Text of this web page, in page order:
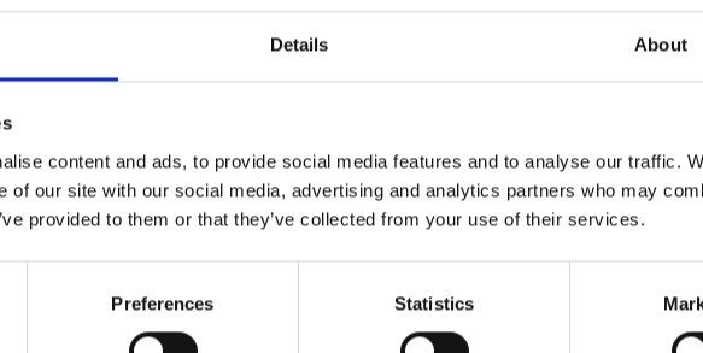
Details About
content and ads, to provide social media features and to analyse our traffic.
of our site with our social media, advertising and analytics partners who may
provided to them or that they’ve collected from your use of their services.
Preferences Statistics
Certificato di progettazione ecocompatibile